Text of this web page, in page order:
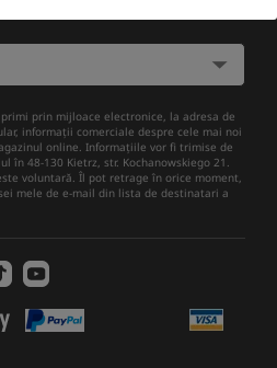
prin mijloace electronice, la adresa de
informații comerciale despre cele mai noi
online. Informațiile vor fi trimise de
în 48-130 Kietrz, str. Kochanowskiego 21.
voluntară. Îl pot retrage în orice moment,
mele de e-mail din lista de destinatari a